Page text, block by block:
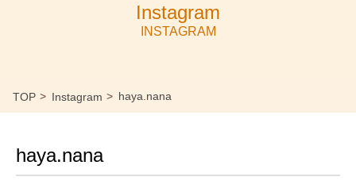
Instagram
INSTAGRAM
TOP Instagram haya.nana
haya.nana